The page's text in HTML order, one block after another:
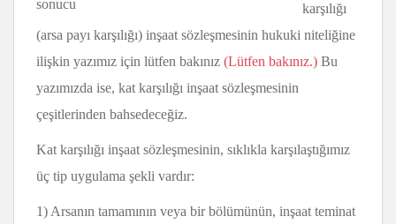
karşılığı
(arsa payı karşılığı) inşaat sözleşmesinin hukuki niteliğine
ilişkin yazımız için lütfen bakınız (Lütfen bakınız.) Bu
yazımızda ise, kat karşılığı inşaat sözleşmesinin
çeşitlerinden bahsedeceğiz.
Kat karşılığı inşaat sözleşmesinin, sıklıkla karşılaştığımız
üç tip uygulama şekli vardır:
1) Arsanın tamamının veya bir bölümünün, inşaat teminat